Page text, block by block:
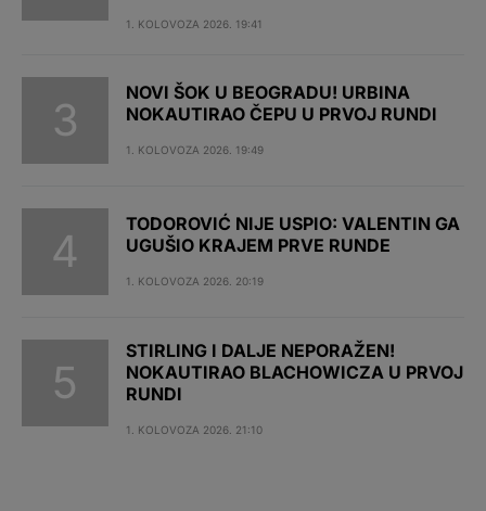
1. KOLOVOZA 2026. 19:41
NOVI ŠOK U BEOGRADU! URBINA
NOKAUTIRAO ČEPU U PRVOJ RUNDI
1. KOLOVOZA 2026. 19:49
TODOROVIĆ NIJE USPIO: VALENTIN GA
UGUŠIO KRAJEM PRVE RUNDE
1. KOLOVOZA 2026. 20:19
STIRLING I DALJE NEPORAŽEN!
NOKAUTIRAO BLACHOWICZA U PRVOJ
RUNDI
1. KOLOVOZA 2026. 21:10